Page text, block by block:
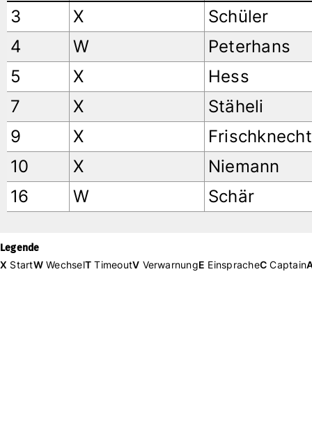
3
X
Schüler
4
W
Peterhans
5
X
Hess
7
X
Stäheli
9
X
Frischknecht
10
X
Niemann
16
W Schär
Legende
X StartWWechselT TimeoutV VerwarnungE EinspracheC Captain